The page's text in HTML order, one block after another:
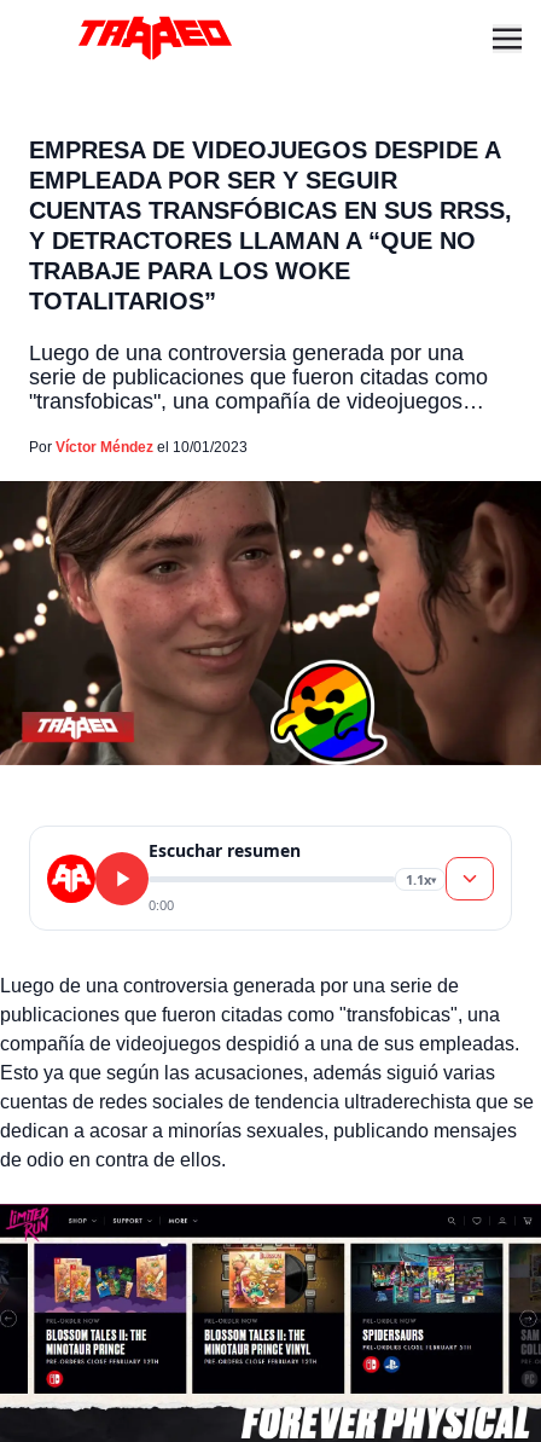
EMPRESA DE VIDEOJUEGOS DESPIDE A
EMPLEADA POR SER Y SEGUIR
CUENTAS TRANSFÓBICAS EN SUS RRSS,
Y DETRACTORES LLAMAN A “QUE NO
TRABAJE PARA LOS WOKE
TOTALITARIOS”
Luego de una controversia generada por una
serie de publicaciones que fueron citadas como
"transfobicas", una compañía de videojuegos
según las acusaciones, además siguió varias
ultraderechista que se dedican a acosar a
minorías sexuales, publicando mensajes de odio
en contra […]
Por Víctor Méndez el 10/01/2023
Escuchar resumen
1.1x▾
0:00
Luego de una controversia generada por una serie de
publicaciones que fueron citadas como "transfobicas", una
compañía de videojuegos despidió a una de sus empleadas.
Esto ya que según las acusaciones, además siguió varias
cuentas de redes sociales de tendencia ultraderechista que se
dedican a acosar a minorías sexuales, publicando mensajes
de odio en contra de ellos.